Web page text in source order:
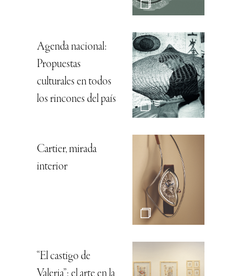
Agenda nacional:
Propuestas
culturales en todos
los rincones del país
Cartier, mirada
interior
“El castigo de